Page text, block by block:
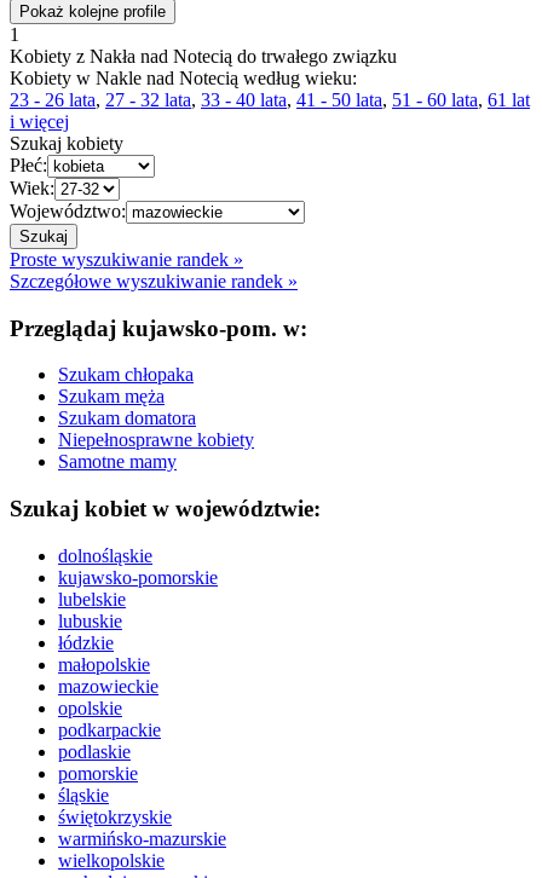
Pokaż kolejne profile
1
Kobiety z Nakła nad Notecią do trwałego związku
Kobiety w Nakle nad Notecią według wieku:
23 - 26 lata, 27 - 32 lata, 33 - 40 lata, 41 - 50 lata, 51 - 60 lata, 61 lat
i więcej
Szukaj kobiety
Płeć:
Wiek:
Województwo:
Proste wyszukiwanie randek »
Szczegółowe wyszukiwanie randek »
Przeglądaj kujawsko-pom. w:
Szukam chłopaka
Szukam męża
Szukam domatora
Niepełnosprawne kobiety
Samotne mamy
Szukaj kobiet w województwie:
dolnośląskie
kujawsko-pomorskie
lubelskie
lubuskie
łódzkie
małopolskie
mazowieckie
opolskie
podkarpackie
podlaskie
pomorskie
śląskie
świętokrzyskie
warmińsko-mazurskie
wielkopolskie